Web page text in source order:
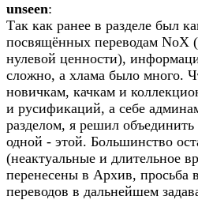
unseen:
Так как ранее в разделе был
посвящённых переводам NoX
нулевой ценности),
сложно, а хлама было много.
новичкам, качкам и
и русификаций, а себе
разделом, я решил объединить
одной - этой. Большинство
(неактуальные и длительное
перенесены в Архив, просьба
переводов в дальнейшем